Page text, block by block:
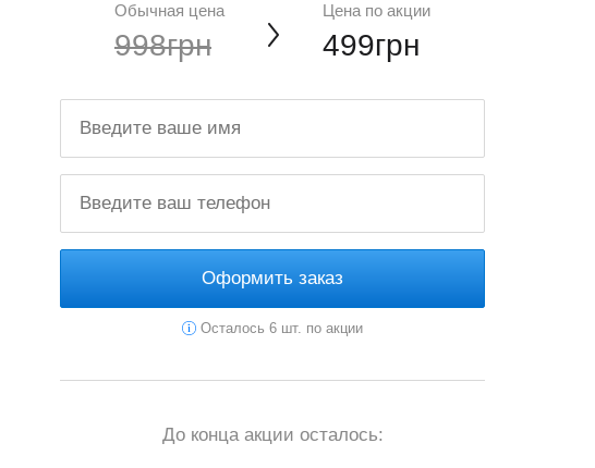
Обычная цена
998грн
Цена по акции
499грн
Оформить заказ
Осталось 6 шт. по акции
До конца акции осталось: